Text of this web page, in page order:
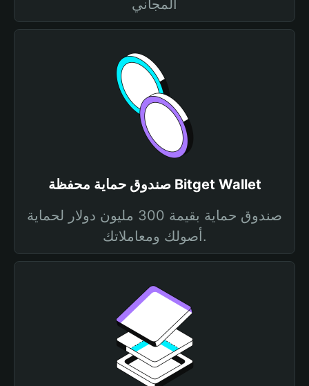
المجاني
صندوق حماية محفظة Bitget Wallet
صندوق حماية بقيمة 300 مليون دولار لحماية
أصولك ومعاملاتك.